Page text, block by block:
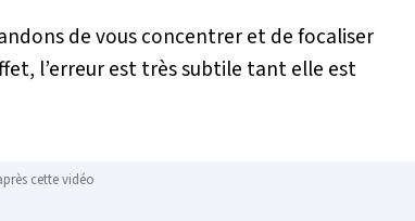
de vous concentrer et de focaliser
l’erreur est très subtile tant elle est
cette vidéo